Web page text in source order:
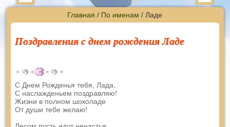
Главная / По именам / Ладе
Поздравления с днем рождения Ладе
С Днем Рожденья тебя, Лада,
С наслажденьем поздравляю!
Жизни в полном шоколаде
От души тебе желаю!